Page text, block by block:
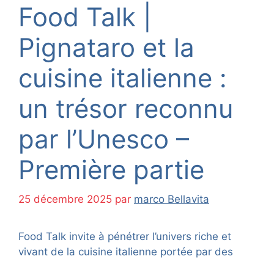
Food Talk |
Pignataro et la
cuisine italienne :
un trésor reconnu
par l’Unesco –
Première partie
25 décembre 2025 par marco Bellavita
Food Talk invite à pénétrer l’univers riche et
vivant de la cuisine italienne portée par des